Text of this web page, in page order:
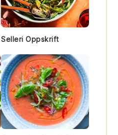
Selleri Oppskrift